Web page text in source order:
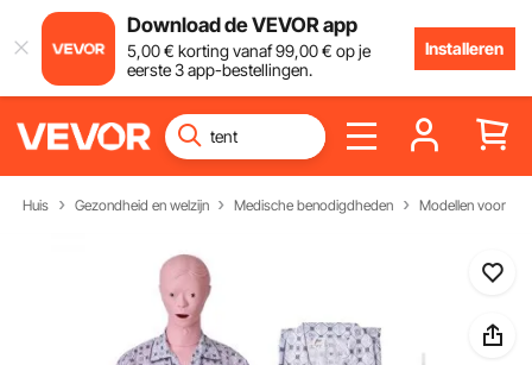
Download de VEVOR app
5,00€ korting vanaf99,00€ op je
eerste 3 app-bestellingen.
Installeren
Huis Gezondheid en welzijn Medische benodigdheden Modellen voor het